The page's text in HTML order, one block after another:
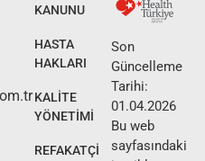
KANUNU
HASTA
HAKLARI
KALİTE
YÖNETİMİ
REFAKATÇİ
Son
Güncelleme
Tarihi:
01.04.2026
Bu web
sayfasındaki